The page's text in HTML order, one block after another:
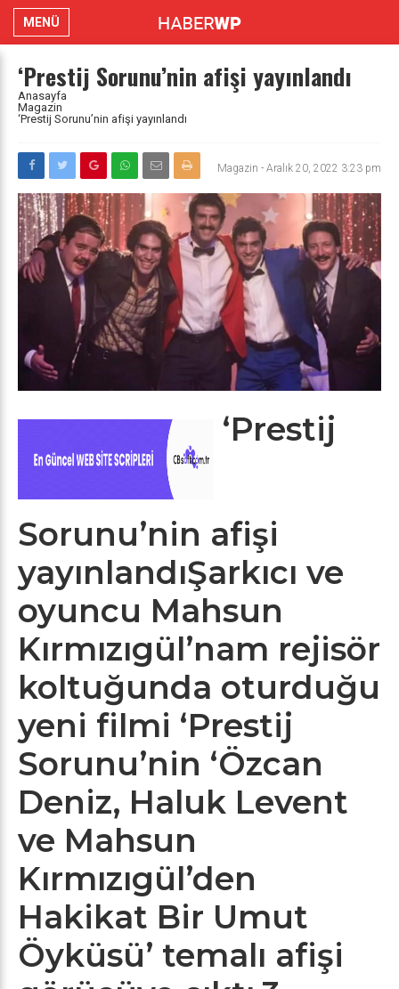
MENÜ
‘Prestij Sorunu’nin afişi yayınlandı
Anasayfa
Magazin
‘Prestij Sorunu’nin afişi yayınlandı
Magazin - Aralık 20, 2022 3:23 pm
‘Prestij
Sorunu’nin afişi
yayınlandıŞarkıcı ve
oyuncu Mahsun
Kırmızıgül’nam rejisör
koltuğunda oturduğu
yeni filmi ‘Prestij
Sorunu’nin ‘Özcan
Deniz, Haluk Levent
ve Mahsun
Kırmızıgül’den
Hakikat Bir Umut
Öyküsü’ temalı afişi